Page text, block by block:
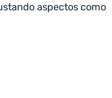
aspectos como